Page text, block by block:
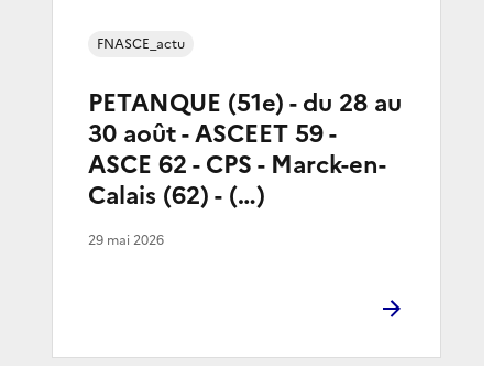
PETANQUE (51e) - du 28 au
30 août - ASCEET 59 -
ASCE 62 - CPS - Marck-en-
Calais (62) - (…)
FNASCE_actu
29 mai 2026